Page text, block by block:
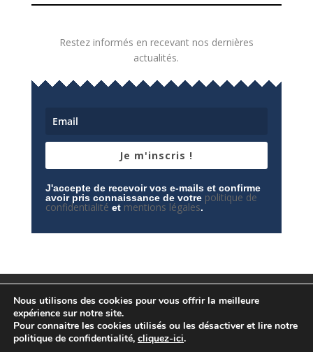
Restez informés en recevant nos dernières
actualités.
Je m'inscris !
J'accepte de recevoir vos e-mails et confirme
avoir pris connaissance de votre politique de
confidentialité et mentions légales.
Espace privé
Politique de confidentialité
Nous utilisons des cookies pour vous offrir la meilleure
expérience sur notre site.
Pour connaitre les cookies utilisés ou les désactiver et lire notre
politique de confidentialité, cliquez-ici.